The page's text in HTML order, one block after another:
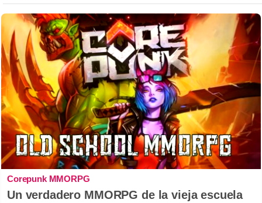
Corepunk MMORPG
Un verdadero MMORPG de la vieja escuela